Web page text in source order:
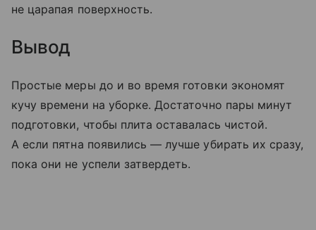
не царапая поверхность.
Вывод
Простые меры до и во время готовки экономят
кучу времени на уборке. Достаточно пары минут
подготовки, чтобы плита оставалась чистой.
А если пятна появились — лучше убирать их сразу,
пока они не успели затвердеть.